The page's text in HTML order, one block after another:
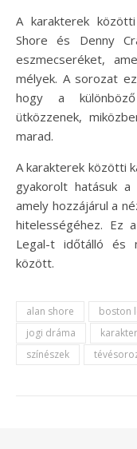
A karakterek
Shore és Denny
eszmecseréket,
mélyek. A sorozat
hogy a
ütközzenek,
marad.
A karakterek közötti
gyakorolt hatásuk
amely hozzájárul a
hitelességéhez. Ez
Legal-t időtálló és
között.
alan shore boston
jogi dráma
színészek